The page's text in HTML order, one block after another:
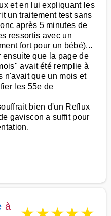
et en lui expliquant les
un traitement test sans
après 5 minutes de
ressortis avec un
fort pour un bébé)...
que la page de
avait été remplie à
n'avait que un mois et
les 55e de
bien d'un Reflux
gaviscon a suffit pour
à